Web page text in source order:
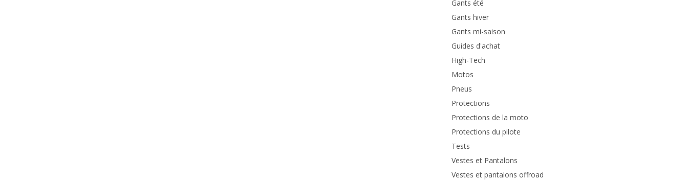
Gants été
Gants hiver
Gants mi-saison
Guides d'achat
High-Tech
Motos
Pneus
Protections
Protections de la moto
Protections du pilote
Tests
Vestes et Pantalons
Vestes et pantalons offroad